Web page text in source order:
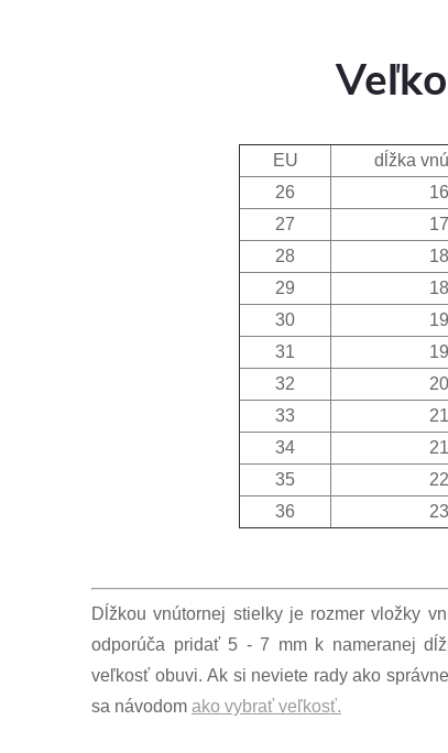
EU
dĺžka
26
27
28
29
30
31
32
33
34
35
36
Dĺžkou vnútornej stielky je rozmer vložky
odporúča pridať 5 - 7 mm k nameranej
veľkosť obuvi. Ak si neviete rady ako
sa návodom ako vybrať veľkosť.